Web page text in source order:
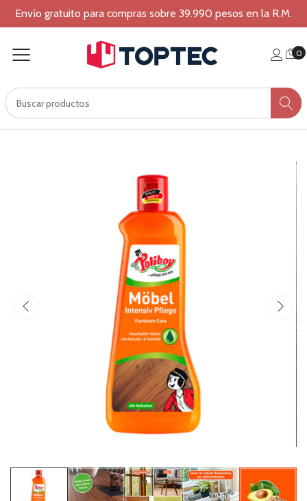
Envío gratuito para compras sobre 39.990 pesos en la R.M.
0